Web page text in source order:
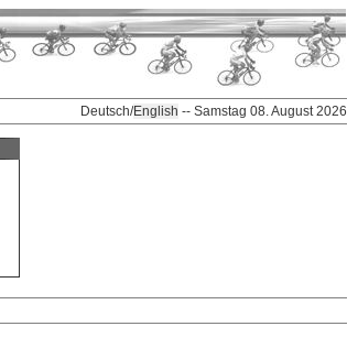
Deutsch/English -- Samstag 08. August 2026